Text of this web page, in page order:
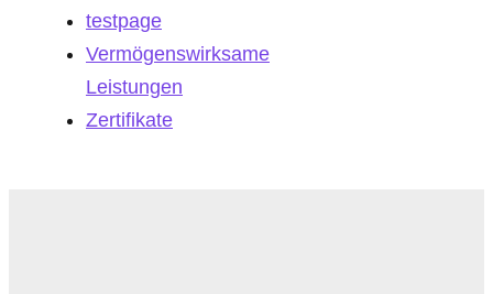
testpage
Vermögenswirksame
Leistungen
Zertifikate